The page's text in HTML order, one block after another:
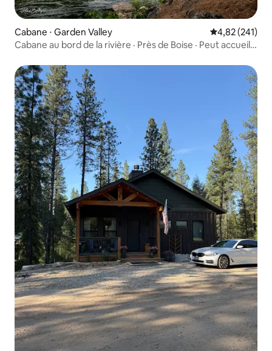
Cabane ⋅ Garden Valley Évaluation
4,82 (241)
Cabane au bord de la rivière · Près de Boise · Peut accueillir